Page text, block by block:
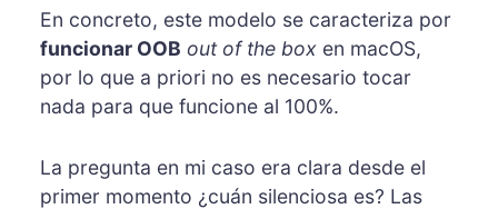
En concreto, este modelo se caracteriza por
funcionar OOB out of the boxen macOS,
por lo que a priori no es necesario tocar
nada para que funcione al 100%.
La pregunta en mi caso era clara desde el
primer momento ¿cuán silenciosa es? Las